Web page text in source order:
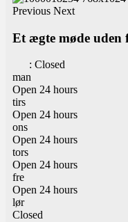
Previous Next
Et ægte møde uden
: Closed
man
Open 24 hours
tirs
Open 24 hours
ons
Open 24 hours
tors
Open 24 hours
fre
Open 24 hours
lør
Closed